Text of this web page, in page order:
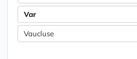
Var
Vaucluse